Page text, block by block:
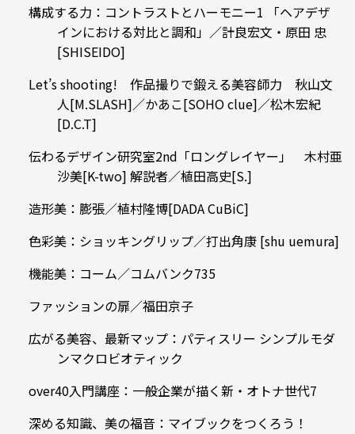
構成する力：コントラストとハーモニー1 「ヘアデザ
インにおける対比と調和」／計良宏文・原田 忠
[SHISEIDO]
Let’s shooting! 作品撮りで鍛える美容師力 秋山文
人[M.SLASH]／かあこ[SOHO clue]／松木宏紀
[D.C.T]
伝わるデザイン研究室2nd「ロングレイヤー」 木村亜
沙美[K-two] 解説者／植田高史[S.]
造形美：膨張／植村隆博[DADA CuBiC]
色彩美：ショッキングリップ／打出角康 [shu uemura]
機能美：コーム／コムバンク735
ファッションの扉／福田京子
広がる美容、最新マップ：パティスリー シンプルモダ
ンマクロビオティック
over40入門講座：一般企業が描く新・オトナ世代7
深める知識、美の福音：マイブックをつくろう！